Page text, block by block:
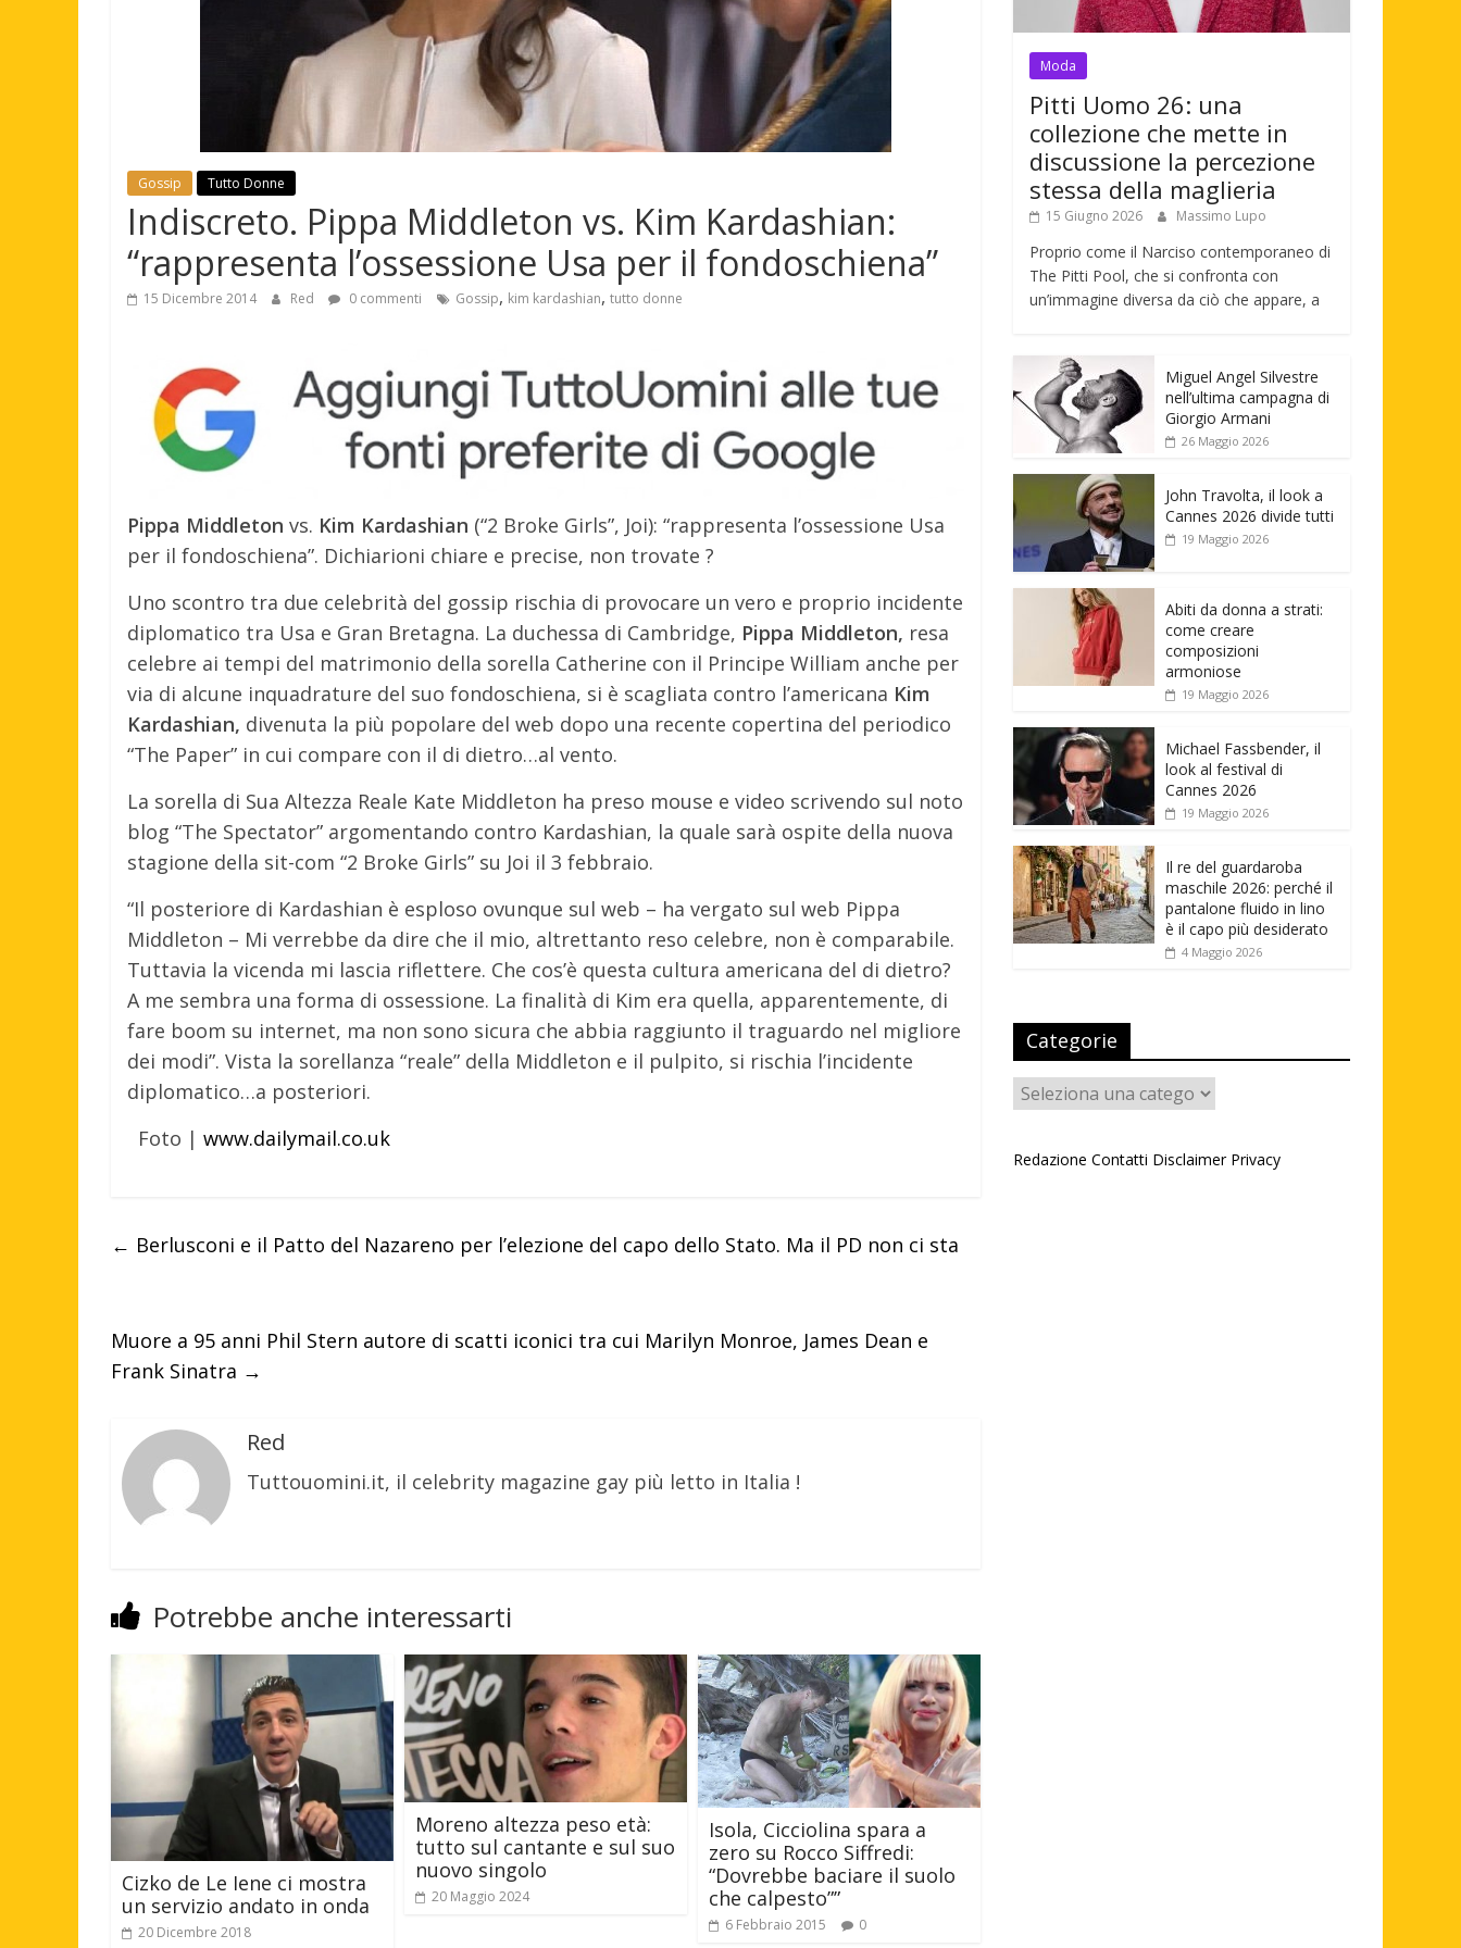
Gossip Tutto Donne
Indiscreto. Pippa Middleton vs. Kim Kardashian:
“rappresenta l’ossessione Usa per il fondoschiena”
15 Dicembre 2014 Red 0 commenti Gossip, kim kardashian, tutto donne
Pippa Middleton vs. Kim Kardashian (“2 Broke Girls”, Joi): “rappresenta l’ossessione Usa
per il fondoschiena”. Dichiarioni chiare e precise, non trovate ?
Uno scontro tra due celebrità del gossip rischia di provocare un vero e proprio incidente
diplomatico tra Usa e Gran Bretagna. La duchessa di Cambridge, Pippa Middleton, resa
celebre ai tempi del matrimonio della sorella Catherine con il Principe William anche per
via di alcune inquadrature del suo fondoschiena, si è scagliata contro l’americana Kim
Kardashian, divenuta la più popolare del web dopo una recente copertina del periodico
“The Paper” in cui compare con il di dietro…al vento.
La sorella di Sua Altezza Reale Kate Middleton ha preso mouse e video scrivendo sul noto
blog “The Spectator” argomentando contro Kardashian, la quale sarà ospite della nuova
stagione della sit-com “2 Broke Girls” su Joi il 3 febbraio.
“Il posteriore di Kardashian è esploso ovunque sul web – ha vergato sul web Pippa
Middleton – Mi verrebbe da dire che il mio, altrettanto reso celebre, non è comparabile.
Tuttavia la vicenda mi lascia riflettere. Che cos’è questa cultura americana del di dietro?
A me sembra una forma di ossessione. La finalità di Kim era quella, apparentemente, di
fare boom su internet, ma non sono sicura che abbia raggiunto il traguardo nel migliore
dei modi”. Vista la sorellanza “reale” della Middleton e il pulpito, si rischia l’incidente
diplomatico…a posteriori.
Foto | www.dailymail.co.uk
← Berlusconi e il Patto del Nazareno per l’elezione del capo dello Stato. Ma il PD non ci sta
Muore a 95 anni Phil Stern autore di scatti iconici tra cui Marilyn Monroe, James Dean e
Frank Sinatra →
Red
Tuttouomini.it, il celebrity magazine gay più letto in Italia !
Potrebbe anche interessarti
Cizko de Le Iene ci mostra
un servizio andato in onda
20 Dicembre 2018
Moreno altezza peso età:
tutto sul cantante e sul suo
nuovo singolo
20 Maggio 2024
Isola, Cicciolina spara a
zero su Rocco Siffredi:
“Dovrebbe baciare il suolo
che calpesto””
6 Febbraio 2015 0
Moda
Pitti Uomo 26: una
collezione che mette in
discussione la percezione
stessa della maglieria
15 Giugno 2026 Massimo Lupo
Proprio come il Narciso contemporaneo di
The Pitti Pool, che si confronta con
un’immagine diversa da ciò che appare, a
Miguel Angel Silvestre
nell’ultima campagna di
Giorgio Armani
26 Maggio 2026
John Travolta, il look a
Cannes 2026 divide tutti
19 Maggio 2026
Abiti da donna a strati:
come creare
composizioni
armoniose
19 Maggio 2026
Michael Fassbender, il
look al festival di
Cannes 2026
19 Maggio 2026
Il re del guardaroba
maschile 2026: perché il
pantalone fluido in lino
è il capo più desiderato
4 Maggio 2026
Categorie
Categorie
Redazione Contatti Disclaimer Privacy